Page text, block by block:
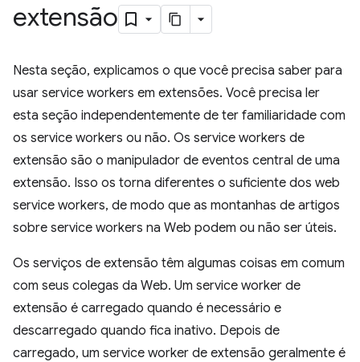
extensão
Nesta seção, explicamos o que você precisa saber para
usar service workers em extensões. Você precisa ler
esta seção independentemente de ter familiaridade com
os service workers ou não. Os service workers de
extensão são o manipulador de eventos central de uma
extensão. Isso os torna diferentes o suficiente dos web
service workers, de modo que as montanhas de artigos
sobre service workers na Web podem ou não ser úteis.
Os serviços de extensão têm algumas coisas em comum
com seus colegas da Web. Um service worker de
extensão é carregado quando é necessário e
descarregado quando fica inativo. Depois de
carregado, um service worker de extensão geralmente é